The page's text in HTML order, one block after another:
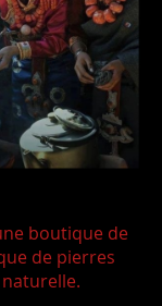
boutique de
de pierres